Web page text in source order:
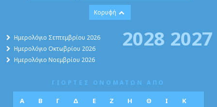
Κορυφή
Ημερολόγιο Σεπτεμβρίου 2026
Ημερολόγιο Οκτωβρίου 2026
Ημερολόγιο Νοεμβρίου 2026
2027
2028
ΓΙΟΡΤΕΣ ΟΝΟΜΑΤΩΝ ΑΠΟ
Α Β Γ Δ Ε Ζ Η Θ Ι Κ